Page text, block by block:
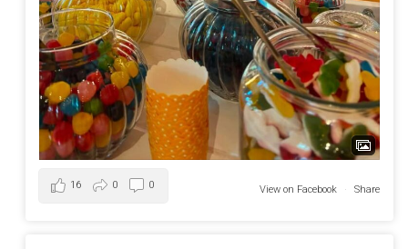
View on Facebook · Share
16 0 0